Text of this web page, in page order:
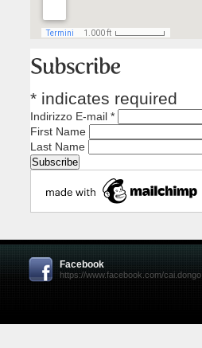
* indicates required
Indirizzo E-mail *
First Name
Last Name
Facebook
https://www.facebook.com/cai.dongo